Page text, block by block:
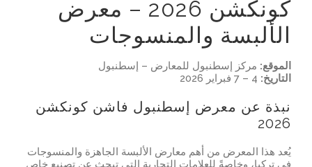
كونكشن 2026 – معرض
الألبسة والمنسوجات
الموقع: مركز إسطنبول للمعارض – إسطنبول
التاريخ:
نبذة عن معرض إسطنبول فاشن كونكشن
2026
يُعد هذا المعرض من أهم معارض الألبسة الجاهزة والمنسوجات
في تركيا، وخاصةً للعلامات التجارية التي تبحث عن تصنيع خاص